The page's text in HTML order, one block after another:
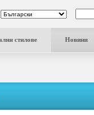
стилове Новини